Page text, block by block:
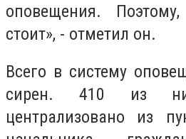
оповещения.
стоит», - отметил он.
Всего в систему
сирен. 410 из
централизовано из